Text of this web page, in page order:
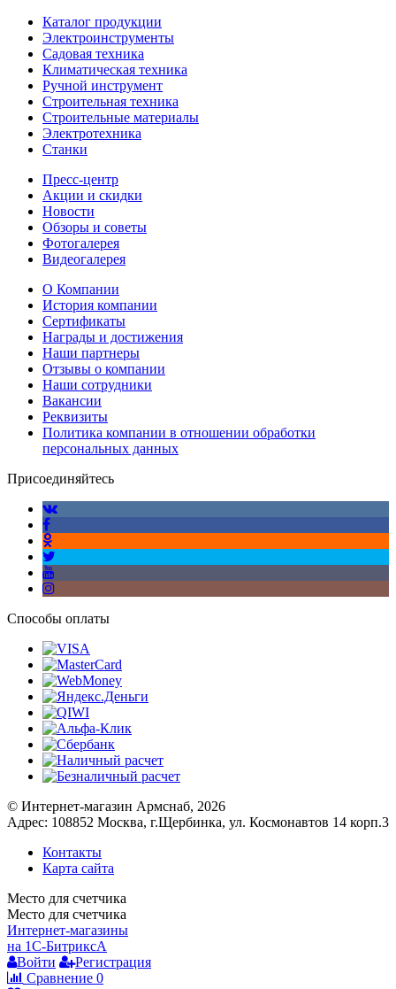
Каталог продукции
Электроинструменты
Садовая техника
Климатическая техника
Ручной инструмент
Строительная техника
Строительные материалы
Электротехника
Станки
Пресс-центр
Акции и скидки
Новости
Обзоры и советы
Фотогалерея
Видеогалерея
О Компании
История компании
Сертификаты
Награды и достижения
Наши партнеры
Отзывы о компании
Наши сотрудники
Вакансии
Реквизиты
Политика компании в отношении обработки
персональных данных
Присоединяйтесь
Способы оплаты
© Интернет-магазин Армснаб, 2026
Адрес: 108852 Москва, г.Щербинка, ул. Космонавтов 14 корп.3
Контакты
Карта сайта
Место для счетчика
Место для счетчика
Интернет-магазины
на 1С-БитриксA
Войти
Регистрация
Сравнение 0